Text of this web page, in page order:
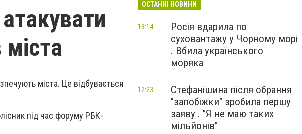
міста. Це відбувається
під час форуму РБК-
ОСТАННІ НОВИНИ
Росія вдарила по
суховантажу у Чорному морі
. Вбила українського
моряка
13:14
Стефанішина після обрання
"запобіжки" зробила першу
заяву . "Я не маю таких
мільйонів"
12:23